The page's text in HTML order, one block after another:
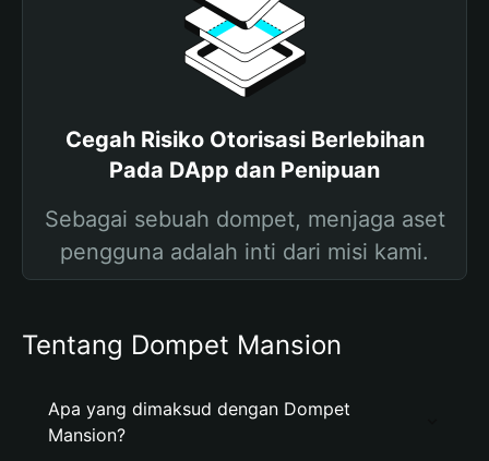
Cegah Risiko Otorisasi Berlebihan
Pada DApp dan Penipuan
Sebagai sebuah dompet, menjaga aset
pengguna adalah inti dari misi kami.
Tentang Dompet Mansion
Apa yang dimaksud dengan Dompet
Mansion?